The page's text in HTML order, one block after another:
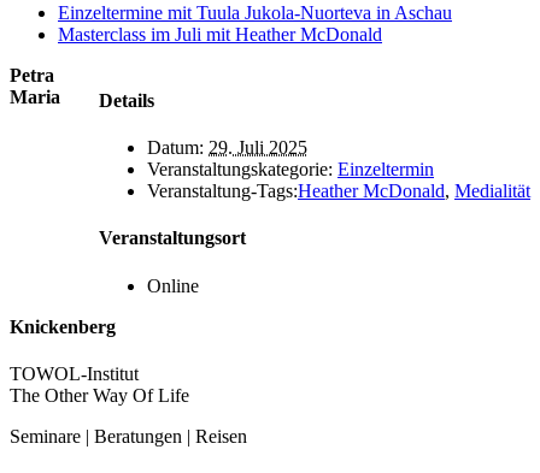
Einzeltermine mit Tuula Jukola-Nuorteva in Aschau
Masterclass im Juli mit Heather McDonald
Details
Datum: 29. Juli 2025
Veranstaltungskategorie: Einzeltermin
Veranstaltung-Tags:Heather McDonald, Medialität
Veranstaltungsort
Online
Petra
Maria
Knickenberg
TOWOL-Institut
The Other Way Of Life
Seminare | Beratungen | Reisen